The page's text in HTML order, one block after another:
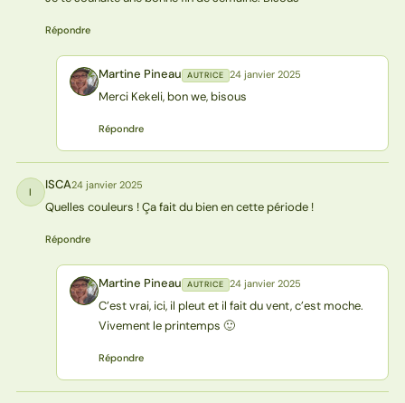
Répondre
MP Martine Pineau AUTRICE 24 janvier 2025
Merci Kekeli, bon we, bisous
Répondre
I ISCA24 janvier 2025
Quelles couleurs ! Ça fait du bien en cette période !
Répondre
MP Martine Pineau AUTRICE 24 janvier 2025
C’est vrai, ici, il pleut et il fait du vent, c’est moche.
Vivement le printemps 🙂
Répondre